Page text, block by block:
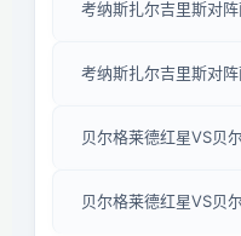
考纳斯扎尔吉里斯对
考纳斯扎尔吉里斯对
贝尔格莱德红星VS贝
贝尔格莱德红星VS贝